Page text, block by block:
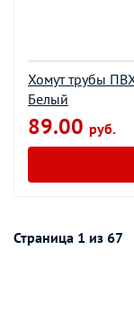
Хомут трубы
Белый
89.00 руб.
Страница 1 из 67